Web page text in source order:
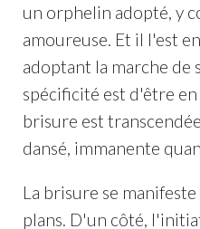
un orphelin adopté, y
amoureuse. Et il l'est
adoptant la marche de
spécificité est d'être en
brisure est
dansé, immanente
La brisure se
plans. D'un côté,